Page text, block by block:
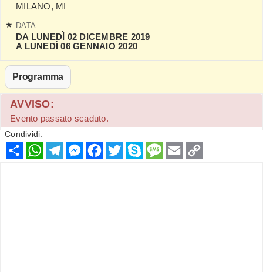
MILANO, MI
DATA
DA LUNEDÌ 02 DICEMBRE 2019
A LUNEDÌ 06 GENNAIO 2020
Programma
AVVISO:
Evento passato scaduto.
Condividi:
Condividi
WhatsApp
Telegram
Messenger
Facebook
TwitterSkypeMessage
Email